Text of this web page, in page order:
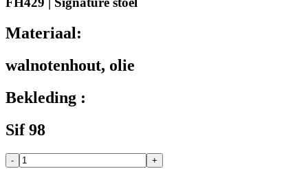
Materiaal:
walnotenhout, olie
Bekleding :
Sif 98
- +